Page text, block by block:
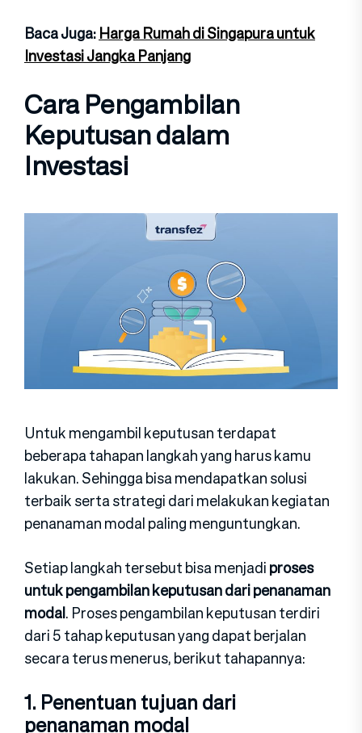
Baca Juga:Harga Rumah di Singapura untuk
Investasi Jangka Panjang
Cara Pengambilan
Keputusan dalam
Investasi
Untuk mengambil keputusan terdapat
beberapa tahapan langkah yang harus kamu
lakukan. Sehingga bisa mendapatkan solusi
terbaik serta strategi dari melakukan kegiatan
penanaman modal paling menguntungkan.
Setiap langkah tersebut bisa menjadiproses
untuk pengambilan keputusan dari penanaman
modal. Proses pengambilan keputusan terdiri
dari 5 tahap keputusan yang dapat berjalan
secara terus menerus, berikut tahapannya:
1. Penentuan tujuan dari
penanaman modal